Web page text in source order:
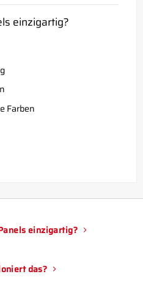
einzigartig?
Farben
einzigartig?
das?